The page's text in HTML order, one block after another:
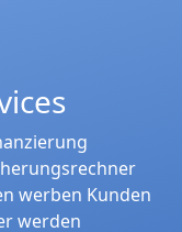
werben Kunden
werden